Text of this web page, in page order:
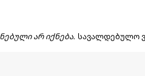
არ იქნება. სავალდებულო